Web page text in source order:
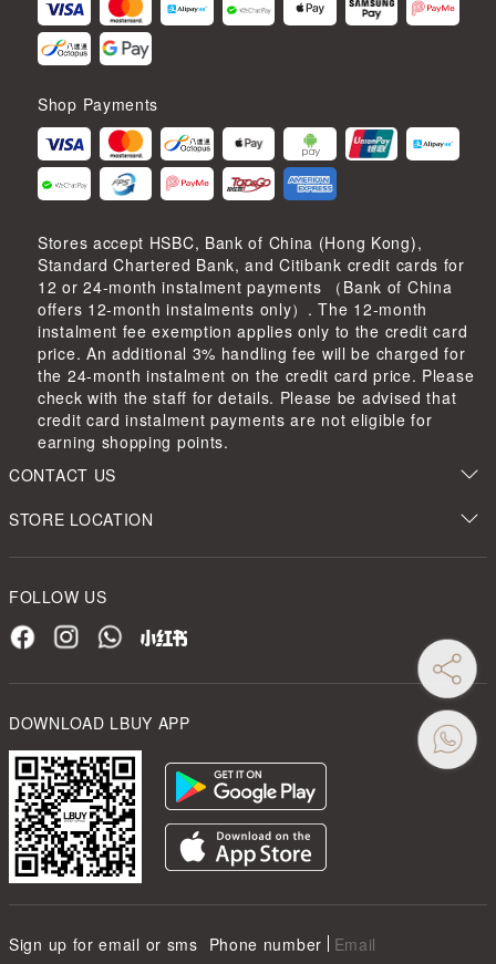
Shop Payments
Stores accept HSBC, Bank of China (Hong Kong),
Standard Chartered Bank, and Citibank credit cards for
12 or 24-month instalment payments （Bank of China
offers 12-month instalments only）. The 12-month
instalment fee exemption applies only to the credit card
price. An additional 3% handling fee will be charged for
the 24-month instalment on the credit card price. Please
check with the staff for details. Please be advised that
credit card instalment payments are not eligible for
earning shopping points.
CONTACT US
STORE LOCATION
FOLLOW US
DOWNLOAD LBUY APP
Sign up for email or sms Phone number Email